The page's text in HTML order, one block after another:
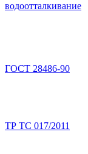
водоотталкивание
ГОСТ 28486-90
ТР ТС 017/2011